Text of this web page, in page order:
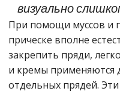
визуально
При помощи муссов и
прическе вполне
закрепить пряди,
и кремы применяются
отдельных прядей.